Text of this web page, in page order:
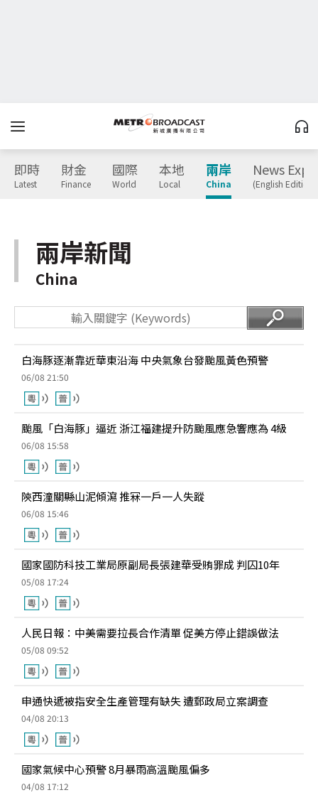
即時
Latest
財金
Finance
國際
World
本地
Local
兩岸
China
News
(English Edition)
兩岸新聞
China
白海豚逐漸靠近華東沿海 中央氣象台發颱風黃色預警
06/08 21:50
颱風「白海豚」逼近 浙江福建提升防颱風應急響應為 4級
06/08 15:58
陝西潼關縣山泥傾瀉 推冧一戶一人失蹤
06/08 15:46
國家國防科技工業局原副局長張建華受賄罪成 判囚10年
05/08 17:24
人民日報：中美需要拉長合作清單 促美方停止錯誤做法
05/08 09:52
申通快遞被指安全生產管理有缺失 遭郵政局立案調查
04/08 20:13
國家氣候中心預警 8月暴雨高溫颱風偏多
04/08 17:12